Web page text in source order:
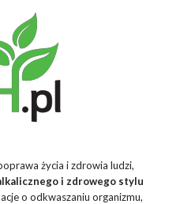
życia i zdrowia ludzi,
i zdrowego stylu
o odkwaszaniu organizmu,